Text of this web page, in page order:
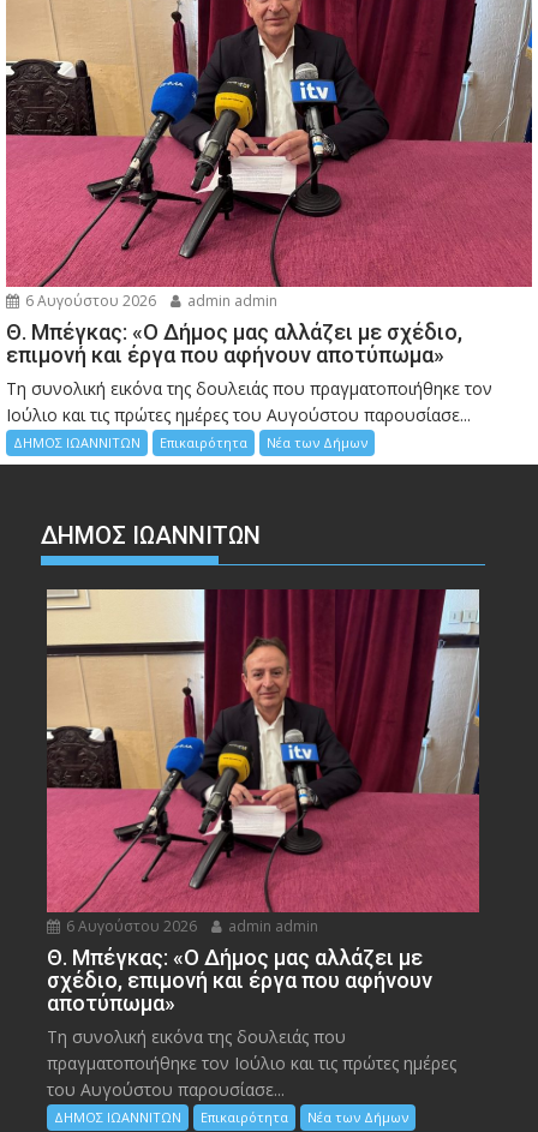
6 Αυγούστου 2026 admin admin
Θ. Μπέγκας: «Ο Δήμος μας αλλάζει με σχέδιο,
επιμονή και έργα που αφήνουν αποτύπωμα»
Τη συνολική εικόνα της δουλειάς που πραγματοποιήθηκε τον
Ιούλιο και τις πρώτες ημέρες του Αυγούστου παρουσίασε...
ΔΗΜΟΣ ΙΩΑΝΝΙΤΩΝ Επικαιρότητα Νέα των Δήμων
ΔΗΜΟΣ ΙΩΑΝΝΙΤΩΝ
6 Αυγούστου 2026 admin admin
Θ. Μπέγκας: «Ο Δήμος μας αλλάζει με
σχέδιο, επιμονή και έργα που αφήνουν
αποτύπωμα»
Τη συνολική εικόνα της δουλειάς που
πραγματοποιήθηκε τον Ιούλιο και τις πρώτες ημέρες
του Αυγούστου παρουσίασε...
ΔΗΜΟΣ ΙΩΑΝΝΙΤΩΝ Επικαιρότητα Νέα των Δήμων